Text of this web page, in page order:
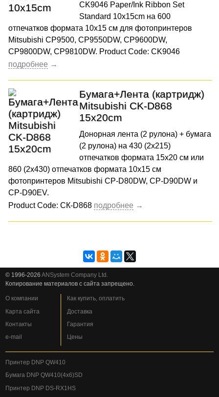
CK9046 Paper/Ink Ribbon Set
Standard 10x15cm на 600
отпечатков формата 10x15 см для фотопринтеров
Mitsubishi CP9500, CP9550DW, CP9600DW,
CP9800DW, CP9810DW. Product Code: CK9046
Бумага+Лента (картридж)
Mitsubishi CK-D868
15x20cm
Донорная лента (2 рулона) + бумага
(2 рулона) на 430 (2x215)
отпечатков формата 15x20 см или
860 (2x430) отпечатков формата 10x15 см
фотопринтеров Mitsubishi CP-D80DW, CP-D90DW и
CP-D90EV.
Product Code: СК-D868
© 1996-2026ANSystem Company Ltd.
Копирование материалов с сайта запрещено.
О компании
Карта сайта
Контакты
e-mail
Как купить, оплатить
Доставка
Гарантия
Цены
Принтер DNP QW410
Бумага DNP QW410(4x6)SD
Принтер DNP DS-RX1HS